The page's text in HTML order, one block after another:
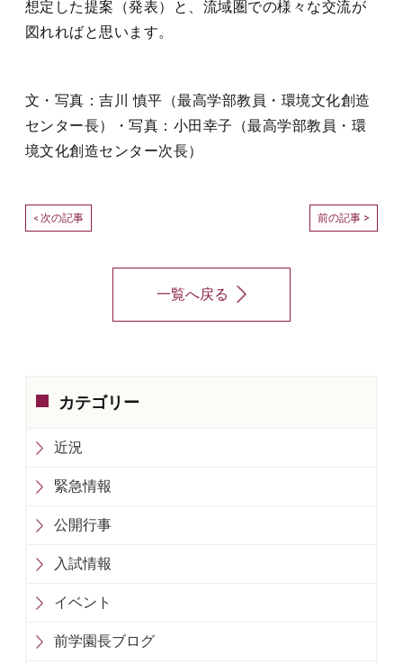
想定した提案（発表）と、流域圏での様々な交流が
図れればと思います。
文・写真：吉川 慎平（最高学部教員・環境文化創造
センター長）・写真：小田幸子（最高学部教員・環
境文化創造センター次長）
< 次の記事 前の記事 >
一覧へ戻る
カテゴリー
近況
緊急情報
公開行事
入試情報
イベント
前学園長ブログ